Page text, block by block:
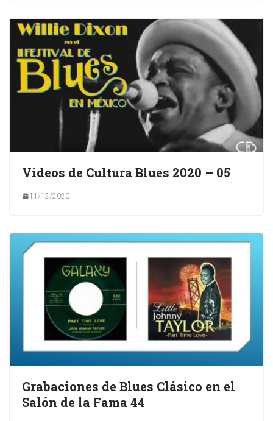
Videos de Cultura Blues 2020 – 05
11/12/2020
Grabaciones de Blues Clásico en el
Salón de la Fama 44